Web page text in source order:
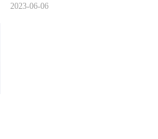
行修改！OPPO广告代理商
2023-06-06